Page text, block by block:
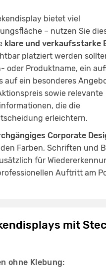
bietet viel
– nutzen Sie
klare und verkaufsstarke
platziert werden
oder Produktname, ein
auf ein besonderes
sowie relevante
die die
erleichtern.
Corporate
Farben, Schriften und
für
Auftritt am
mit
ohne Klebung: